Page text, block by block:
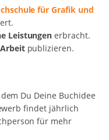
für Grafik und
Leistungen erbracht.
Arbeitpublizieren.
Du Deine Buchidee
findet jährlich
für mehr